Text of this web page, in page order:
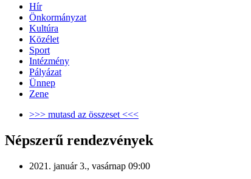
Hír
Önkormányzat
Kultúra
Közélet
Sport
Intézmény
Pályázat
Ünnep
Zene
>>> mutasd az összeset <<<
Népszerű rendezvények
2021. január 3., vasárnap 09:00